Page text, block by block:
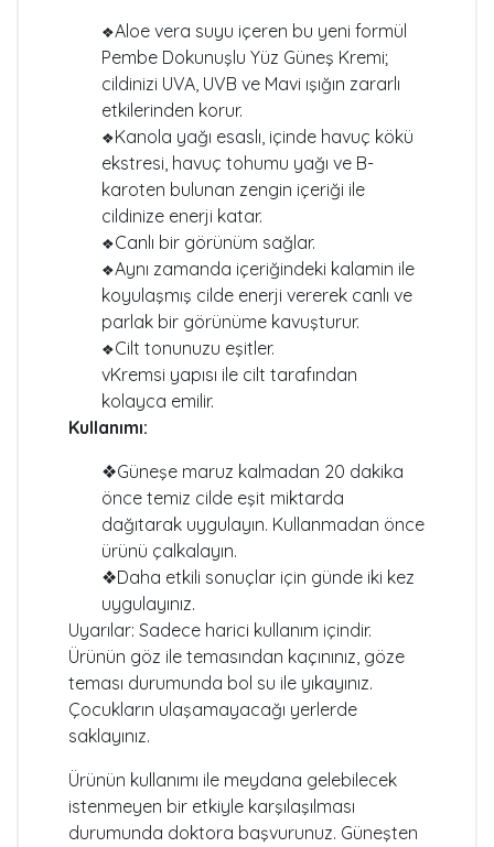
❖Aloe vera suyu içeren bu yeni formül
Pembe Dokunuşlu Yüz Güneş Kremi;
cildinizi UVA, UVB ve Mavi ışığın zararlı
etkilerinden korur.
❖Kanola yağı esaslı, içinde havuç kökü
ekstresi, havuç tohumu yağı ve B-
karoten bulunan zengin içeriği ile
cildinize enerji katar.
❖Canlı bir görünüm sağlar.
❖Aynı zamanda içeriğindeki kalamin ile
koyulaşmış cilde enerji vererek canlı ve
parlak bir görünüme kavuşturur.
❖Cilt tonunuzu eşitler.
vKremsi yapısı ile cilt tarafından
kolayca emilir.
Kullanımı:
❖Güneşe maruz kalmadan 20 dakika
önce temiz cilde eşit miktarda
dağıtarak uygulayın. Kullanmadan önce
ürünü çalkalayın.
❖Daha etkili sonuçlar için günde iki kez
uygulayınız.
Uyarılar: Sadece harici kullanım içindir.
Ürünün göz ile temasından kaçınınız, göze
teması durumunda bol su ile yıkayınız.
Çocukların ulaşamayacağı yerlerde
saklayınız.
Ürünün kullanımı ile meydana gelebilecek
istenmeyen bir etkiyle karşılaşılması
durumunda doktora başvurunuz. Güneşten